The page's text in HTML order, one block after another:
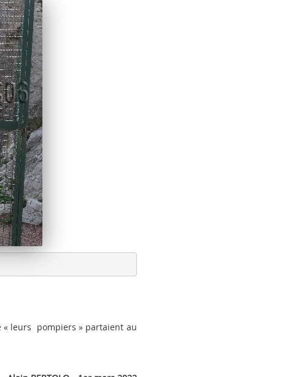
leurs pompiers » partaient au